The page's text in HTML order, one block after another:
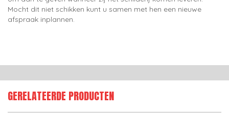
Mocht dit niet schikken kunt u samen met hen een nieuwe
afspraak inplannen.
GERELATEERDE PRODUCTEN